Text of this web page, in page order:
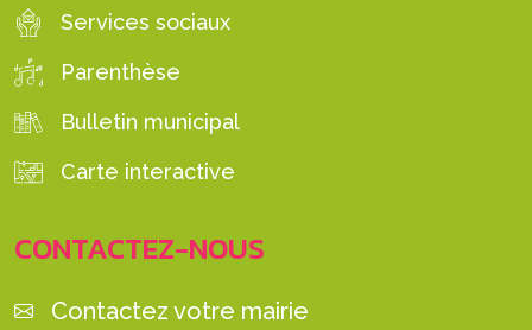
Services sociaux
Parenthèse
Bulletin municipal
Carte interactive
CONTACTEZ-NOUS
Contactez votre mairie